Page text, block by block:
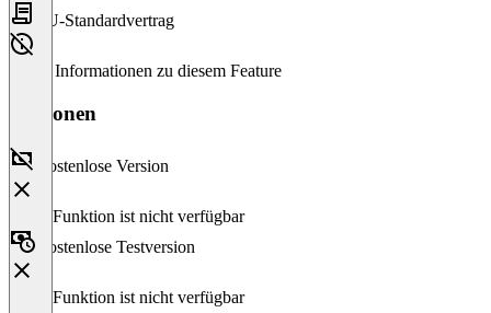
EU-Standardvertrag
Keine Informationen zu diesem Feature
Versionen
Kostenlose Version
Diese Funktion ist nicht verfügbar
Kostenlose Testversion
Diese Funktion ist nicht verfügbar